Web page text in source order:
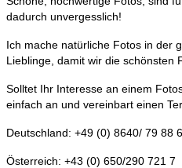
dadurch unvergesslich!
Ich mache natürliche Fotos in der
Lieblinge, damit wir die schönsten
Solltet Ihr Interesse an einem
einfach an und vereinbart einen
Deutschland: +49 (0) 8640/ 79 88
Österreich: +43 (0) 650/290 721 7